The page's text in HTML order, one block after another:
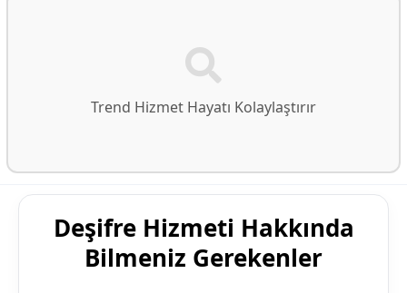
Trend Hizmet Hayatı Kolaylaştırır
Deşifre Hizmeti Hakkında
Bilmeniz Gerekenler